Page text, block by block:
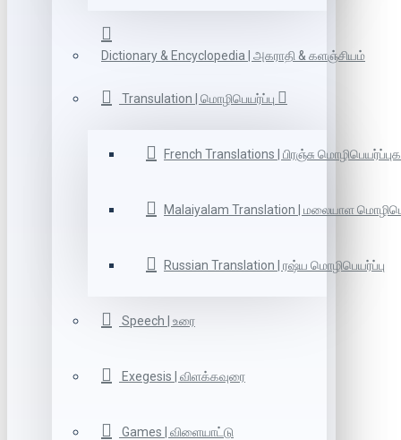
Dictionary & Encyclopedia | அகராதி & களஞ்சியம்
Transulation | மொழிபெயர்ப்பு
French Translations | பிரஞ்சு
Malaiyalam Translation | மலையாள
Russian Translation | ரஷ்ய மொழிபெயர்ப்பு
Speech | உரை
Exegesis | விளக்கவுரை
Games | விளையாட்டு